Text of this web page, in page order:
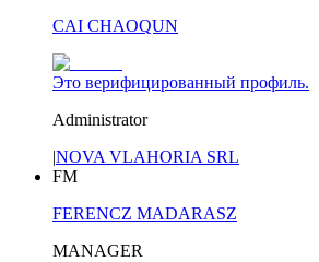
CAI CHAOQUN
Это верифицированный профиль.
Administrator
|NOVA VLAHORIA SRL
FM
FERENCZ MADARASZ
MANAGER